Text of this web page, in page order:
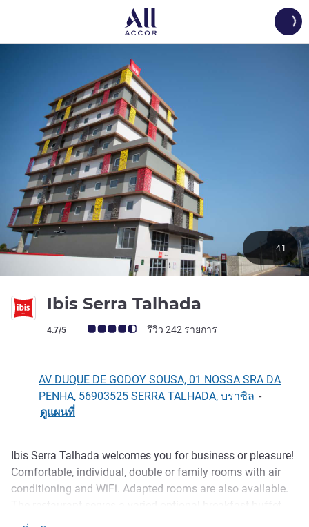
Ibis Serra Talhada
คะแนนความคิดเห็นจากแขก (เรทติ้งบน ALL)
4.7/5 รีวิว 242 รายการ
41
AV DUQUE DE GODOY SOUSA, 01 NOSSA SRA DA
PENHA, 56903525 SERRA TALHADA, บราซิล -
ดูแผนที่
รายละเอียด
Ibis Serra Talhada welcomes you for business or pleasure!
Comfortable, individual, double or family rooms with air
conditioning and WiFi. Adapted rooms are also available.
plus bar area with snacks and drinks for total relaxation